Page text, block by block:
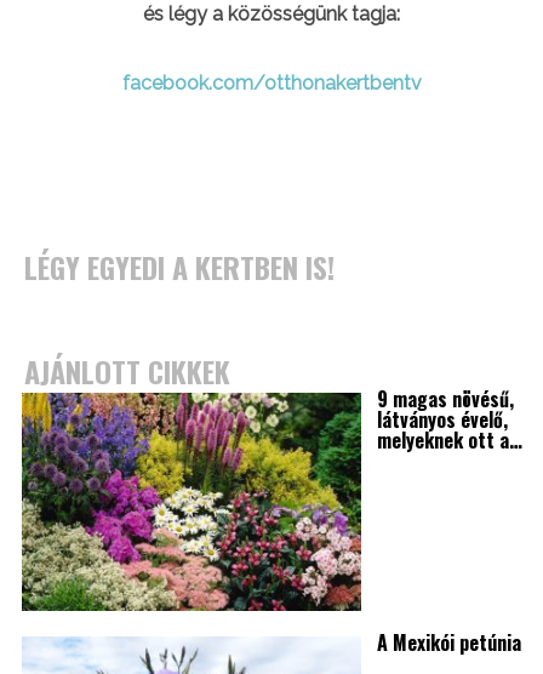
és légy a közösségünk tagja:
facebook.com/otthonakertbentv
LÉGY EGYEDI A KERTBEN IS!
AJÁNLOTT CIKKEK
9 magas növésű,
látványos évelő,
melyeknek ott a…
A Mexikói petúnia